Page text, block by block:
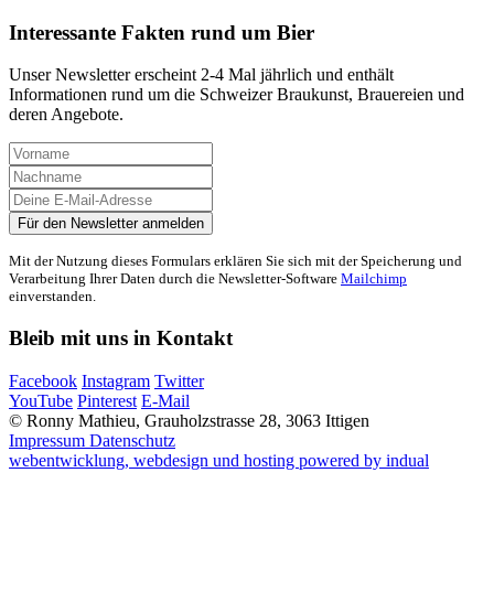
Interessante Fakten rund um Bier
Unser Newsletter erscheint 2-4 Mal jährlich und enthält
Informationen rund um die Schweizer Braukunst, Brauereien und
deren Angebote.
Mit der Nutzung dieses Formulars erklären Sie sich mit der Speicherung und
Verarbeitung Ihrer Daten durch die Newsletter-Software Mailchimp
einverstanden.
Bleib mit uns in Kontakt
Facebook Instagram Twitter
YouTube Pinterest E-Mail
© Ronny Mathieu, Grauholzstrasse 28, 3063 Ittigen
Impressum Datenschutz
webentwicklung, webdesign und hosting powered by indual